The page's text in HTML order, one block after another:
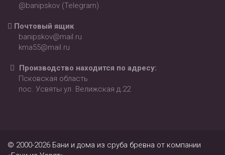
@banipskov (Telegram)
Почтовый ящик
banipskov@mail.ru
kma55@mail.ru
Производство находится по адресу:
Псковская область
пос. Усвяты ул. Велижская д.22
© 2000-2026 Бани и дома из сруба бревна от компании